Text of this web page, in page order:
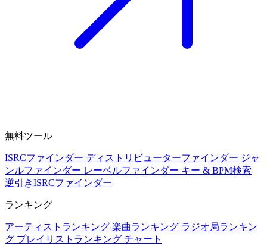
無料ツール
ISRCファインダー ディストリビューターファインダー ジャ
ンルファインダー レーベルファインダー キー & BPM検索
逆引きISRCファインダー
ランキング
アーティストランキング 楽曲ランキング ラジオ局ランキン
グ プレイリストランキング チャート